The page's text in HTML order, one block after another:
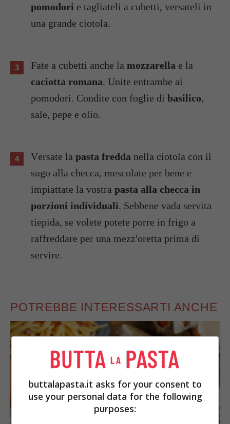
pomodori e tagliateli a cubetti, versateli in
una grande ciotola.
Fate a cubetti anche la mozzarella e la
caciotta romana. Unite entrambe ai
pomodori. Condite con foglie di basilico,
sale, pepe e olio.
Versate la pasta fredda nella ciotola con il
sugo alla checca, mescolate per bene e
impiattate la vostra pasta alla checca in
porzioni individuali. Sebbene vada servita
tiepida, se volete potete porre in frigo a
raffreddare per una mezz'oretta prima di
servire.
POTREBBE INTERESSARTI ANCHE
buttalapasta.it asks for your consent to
use your personal data for the following
purposes: